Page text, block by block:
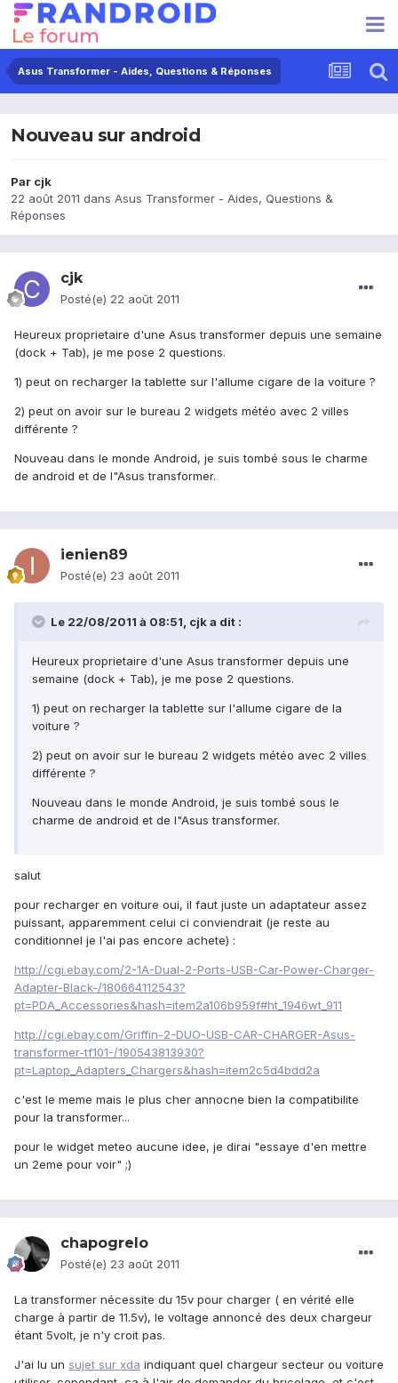
Asus Transformer - Aides, Questions & Réponses
Nouveau sur android
Par cjk
22 août 2011 dans Asus Transformer - Aides, Questions &
Réponses
cjk
Posté(e) 22 août 2011
Heureux proprietaire d'une Asus transformer depuis une semaine
(dock + Tab), je me pose 2 questions.
1) peut on recharger la tablette sur l'allume cigare de la voiture ?
2) peut on avoir sur le bureau 2 widgets météo avec 2 villes
différente ?
Nouveau dans le monde Android, je suis tombé sous le charme
de android et de l"Asus transformer.
ienien89
Posté(e) 23 août 2011
Le 22/08/2011 à 08:51, cjk a dit :
Heureux proprietaire d'une Asus transformer depuis une
semaine (dock + Tab), je me pose 2 questions.
1) peut on recharger la tablette sur l'allume cigare de la
voiture ?
2) peut on avoir sur le bureau 2 widgets météo avec 2 villes
différente ?
Nouveau dans le monde Android, je suis tombé sous le
charme de android et de l"Asus transformer.
salut
pour recharger en voiture oui, il faut juste un adaptateur assez
puissant, apparemment celui ci conviendrait (je reste au
conditionnel je l'ai pas encore achete) :
http://cgi.ebay.com/2-1A-Dual-2-Ports-USB-Car-Power-Charger-
Adapter-Black-/180664112543?
pt=PDA_Accessories&hash=item2a106b959f#ht_1946wt_911
http://cgi.ebay.com/Griffin-2-DUO-USB-CAR-CHARGER-Asus-
transformer-tf101-/190543813930?
pt=Laptop_Adapters_Chargers&hash=item2c5d4bdd2a
c'est le meme mais le plus cher annocne bien la compatibilite
pour la transformer...
pour le widget meteo aucune idee, je dirai "essaye d'en mettre
un 2eme pour voir" ;)
chapogrelo
Posté(e) 23 août 2011
La transformer nécessite du 15v pour charger ( en vérité elle
charge à partir de 11.5v), le voltage annoncé des deux chargeur
étant 5volt, je n'y croit pas.
J'ai lu un sujet sur xda indiquant quel chargeur secteur ou voiture